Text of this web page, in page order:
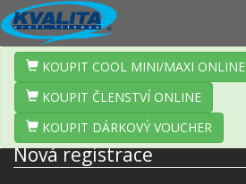
Nová registrace
KOUPIT COOL MINI/MAXI ONLINE
KOUPIT ČLENSTVÍ ONLINE
KOUPIT DÁRKOVÝ VOUCHER